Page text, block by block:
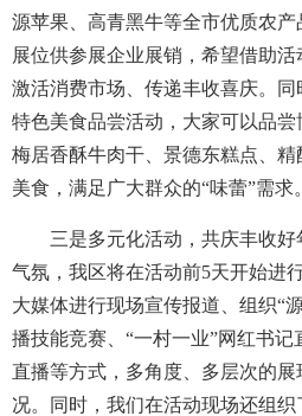
源苹果、高青黑牛等全市优质农产
展位供参展企业展销，希望借助活
激活消费市场、传递丰收喜庆。
特色美食品尝活动，大家可以品
梅居香酥牛肉干、景德东糕点、
美食，满足广大群众的“味蕾”需求。
三是多元化活动，共庆丰收好
气氛，我区将在活动前5天开始进
大媒体进行现场宣传报道、组织“
播技能竞赛、“一村一业”网红书
直播等方式，多角度、多层次的
况。同时，我们在活动现场还组织